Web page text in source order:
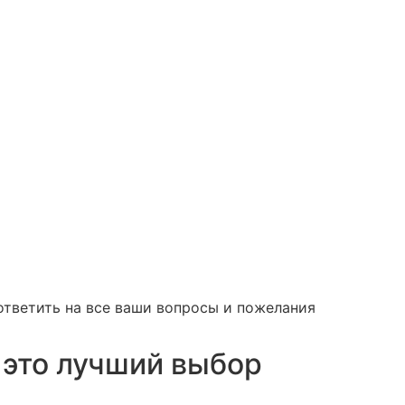
на все ваши вопросы и пожелания
лучший выбор